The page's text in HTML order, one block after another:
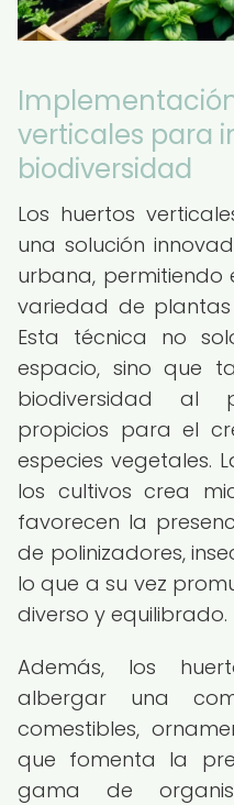
verticales para
biodiversidad
Los huertos
una solución
urbana, permitiendo
variedad de
Esta técnica no
espacio, sino que
biodiversidad al
propicios para el
especies vegetales.
los cultivos crea
favorecen la
de polinizadores,
lo que a su vez
diverso y equilibrado.
Además, los
albergar una
comestibles,
que fomenta la
gama de